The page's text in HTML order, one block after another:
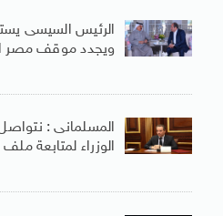
الرئيس السيسى
ويجدد موقف مصر
المسلمانى :
الوزراء لمتابعة ملف